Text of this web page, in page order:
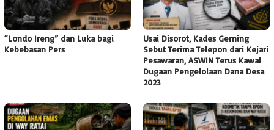
“Londo Ireng” dan Luka bagi
Kebebasan Pers
Usai Disorot, Kades Gerning
Sebut Terima Telepon dari Kejari
Pesawaran, ASWIN Terus Kawal
Dugaan Pengelolaan Dana Desa
2023